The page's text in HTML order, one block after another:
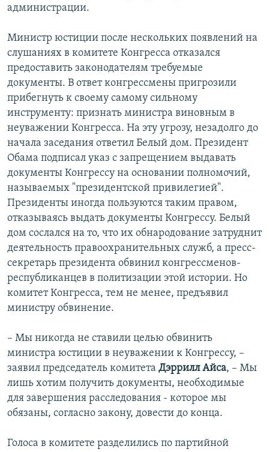
администрации.
Министр юстиции после нескольких появлений на
слушаниях в комитете Конгресса отказался
предоставить законодателям требуемые
документы. В ответ конгрессмены пригрозили
прибегнуть к своему самому сильному
инструменту: признать министра виновным в
неуважении Конгресса. На эту угрозу, незадолго до
начала заседания ответил Белый дом. Президент
Обама подписал указ с запрещением выдавать
документы Конгрессу на основании полномочий,
называемых "президентской привилегией".
Президенты иногда пользуются таким правом,
отказываясь выдать документы Конгрессу. Белый
дом сослался на то, что их обнародование затруднит
деятельность правоохранительных служб, а пресс-
секретарь президента обвинил конгрессменов-
республиканцев в политизации этой истории. Но
комитет Конгресса, тем не менее, предъявил
министру обвинение.
– Мы никогда не ставили целью обвинить
министра юстиции в неуважении к Конгрессу, –
заявил председатель комитета Дэррилл Айса, – Мы
лишь хотим получить документы, необходимые
для завершения расследования - которое мы
обязаны, согласно закону, довести до конца.
Голоса в комитете разделились по партийной